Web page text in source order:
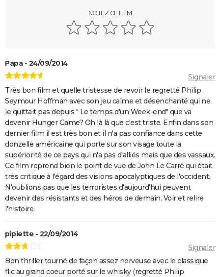
The Dog Stars : le thriller de Ridley Scott se dévoile
dans une nouvelle bande-annonce
NOTEZ CE FILM
Papa - 24/09/2014
Signaler
Très bon film et quelle tristesse de revoir le regretté Philip
Seymour Hoffman avec son jeu calme et désenchanté qui ne
le quittait pas depuis " Le temps d'un Week-end" que va
devenir Hunger Game? Oh là là que c'est triste. Enfin dans son
dernier film il est très bon et il n'a pas confiance dans cette
donzelle américaine qui porte sur son visage toute la
supériorité de ce pays qui n'a pas d'alliés mais que des vassaux.
Ce film reprend bien le point de vue de John Le Carré qui était
très critique à l'égard des visions apocalyptiques de l'occident.
N'oublions pas que les terroristes d'aujourd'hui peuvent
devenir des résistants et des héros de demain. Voir et relire
l'histoire.
piplette - 22/09/2014
Signaler
Bon thriller tourné de façon assez nerveuse avec le classique
flic au grand coeur porté sur le whisky (regretté Philip